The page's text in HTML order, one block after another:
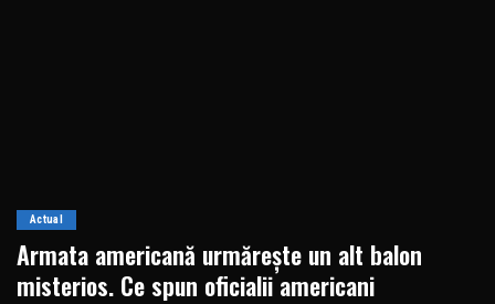
Actual
Armata americană urmărește un alt balon
misterios. Ce spun oficialii americani